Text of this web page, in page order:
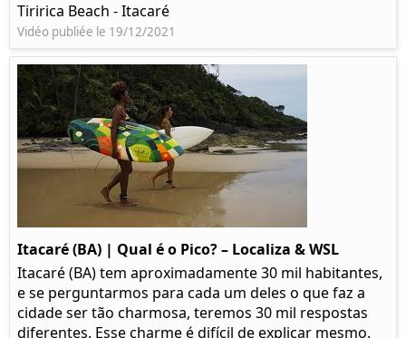
Tiririca Beach - Itacaré
Vidéo publiée le 19/12/2021
Itacaré (BA) | Qual é o Pico? – Localiza & WSL​​
Itacaré (BA) tem aproximadamente 30 mil habitantes,
e se perguntarmos para cada um deles o que faz a
cidade ser tão charmosa, teremos 30 mil respostas
diferentes. Esse charme é difícil de explicar mesmo.